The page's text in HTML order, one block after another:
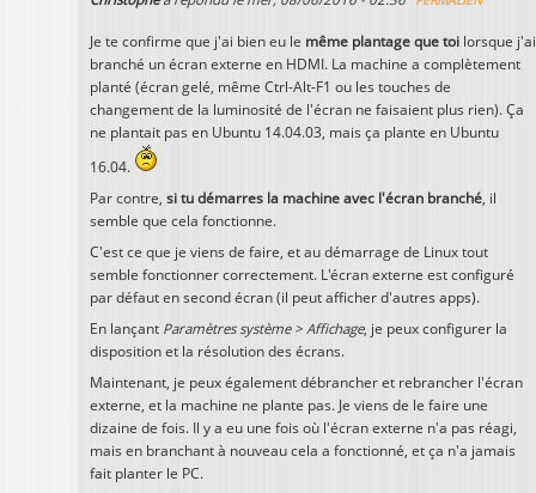
Je te confirme que j'ai bien eu le même plantage que toi lorsque j'ai
branché un écran externe en HDMI. La machine a complètement
planté (écran gelé, même Ctrl-Alt-F1 ou les touches de
changement de la luminosité de l'écran ne faisaient plus rien). Ça
ne plantait pas en Ubuntu 14.04.03, mais ça plante en Ubuntu
16.04.
Par contre, si tu démarres la machine avec l'écran branché, il
semble que cela fonctionne.
C'est ce que je viens de faire, et au démarrage de Linux tout
semble fonctionner correctement. L'écran externe est configuré
par défaut en second écran (il peut afficher d'autres apps).
En lançant Paramètres système > Affichage, je peux configurer la
disposition et la résolution des écrans.
Maintenant, je peux également débrancher et rebrancher l'écran
externe, et la machine ne plante pas. Je viens de le faire une
dizaine de fois. Il y a eu une fois où l'écran externe n'a pas réagi,
mais en branchant à nouveau cela a fonctionné, et ça n'a jamais
fait planter le PC.